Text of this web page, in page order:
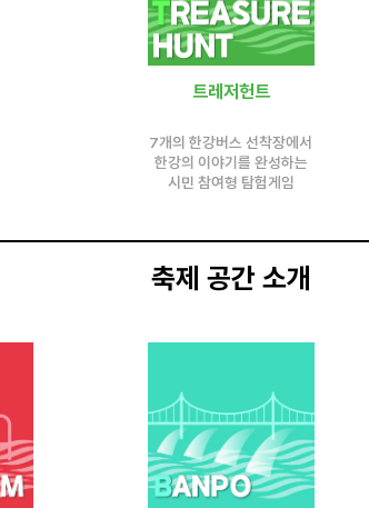
트레저헌트
7개의 한강버스 선착장에서
한강의 이야기를 완성하는
시민 참여형 탐험게임
축제 공간 소개